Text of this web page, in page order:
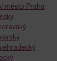
město Praha